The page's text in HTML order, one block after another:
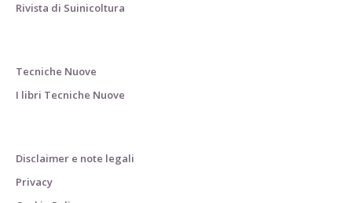
Rivista di Suinicoltura
Tecniche Nuove
I libri Tecniche Nuove
Disclaimer e note legali
Privacy